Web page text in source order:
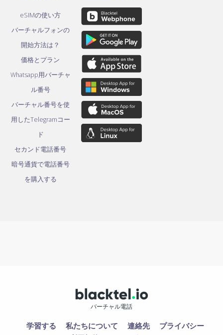
eSIMの使い方
バーチャルフォンの
開始方法は？
価格とプラン
Whatsapp用バーチャ
ル番号
バーチャル番号を使
用したTelegramコー
ド
セカンド電話番号
暗号通貨で電話番号
を購入する
バーチャル電話
学習する 私たちについて 連絡先
プライバシー